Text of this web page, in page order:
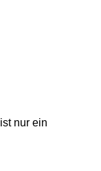
ist nur ein